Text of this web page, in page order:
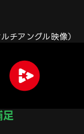
チアングル映像）